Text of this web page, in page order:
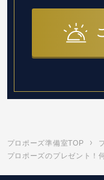
プロポーズ準備室TOP
プロポーズのプレゼント！